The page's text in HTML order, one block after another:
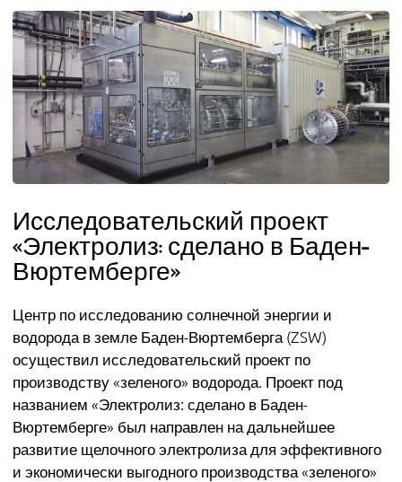
Исследовательский проект
«Электролиз: сделано в Баден-
Вюртемберге»
Центр по исследованию солнечной энергии и
водорода в земле Баден-Вюртемберга (ZSW)
осуществил исследовательский проект по
производству «зеленого» водорода. Проект под
названием «Электролиз: сделано в Баден-
Вюртемберге» был направлен на дальнейшее
развитие щелочного электролиза для эффективного
и экономически выгодного производства «зеленого»